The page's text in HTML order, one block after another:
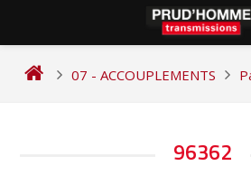
07 - ACCOUPLEMENTS
96362